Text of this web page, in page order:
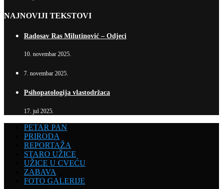
NAJNOVIJI TEKSTOVI
Radosav Ras Milutinović – Odjeci
10. novembar 2025.
7. novembar 2025.
Psihopatologija vlastodržaca
17. jul 2025.
PETAR PAN
PRIRODA
REPORTAŽA
STARO UŽICE
UŽICE U CVEĆU
ZABAVA
FOTO GALERIJE